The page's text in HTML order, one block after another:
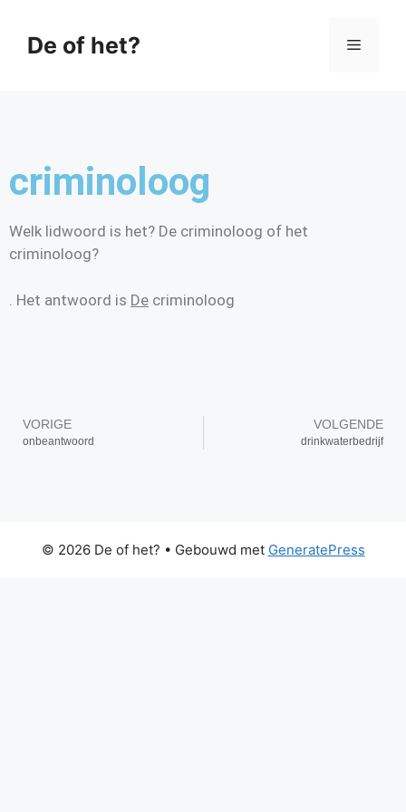
De of het?
criminoloog
Welk lidwoord is het? De criminoloog of het
criminoloog?
. Het antwoord is De criminoloog
VORIGE
onbeantwoord
VOLGENDE
drinkwaterbedrijf
© 2026 De of het? • Gebouwd met GeneratePress